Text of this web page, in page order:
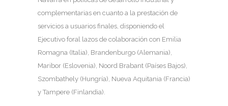
complementarias en cuanto a la prestación de
servicios a usuarios finales, disponiendo el
Ejecutivo foral lazos de colaboración con Emilia
Romagna (Italia), Brandenburgo (Alemania),
Maribor (Eslovenia), Noord Brabant (Países Bajos),
Szombathely (Hungría), Nueva Aquitania (Francia)
y Tampere (Finlandia).